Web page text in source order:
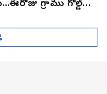
గ్రాము గోల్డ్
Telugu